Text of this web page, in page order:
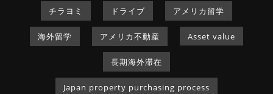
チラヨミ ドライブ アメリカ留学
海外留学 アメリカ不動産 Asset value
長期海外滞在
Japan property purchasing process